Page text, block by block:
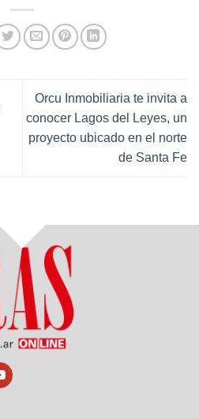
Orcu Inmobiliaria te invita a
conocer Lagos del Leyes, un
proyecto ubicado en el norte
de Santa Fe